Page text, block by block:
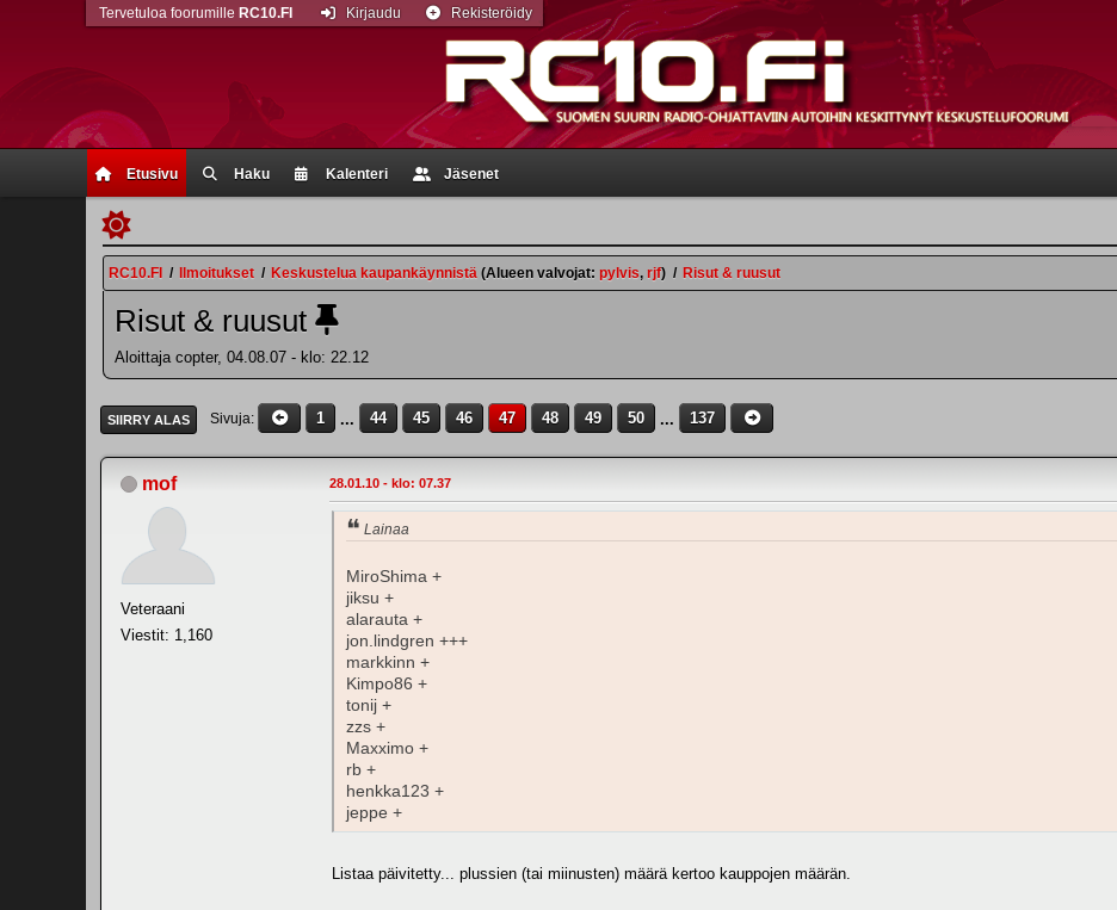
Etusivu Haku Kalenteri Jäsenet
Tervetuloa foorumille RC10.FI Kirjaudu Rekisteröidy
RC10.FI / Ilmoitukset / Keskustelua kaupankäynnistä (Alueen valvojat: pylvis, rjf) / Risut & ruusut
Risut & ruusut
Aloittaja copter, 04.08.07 - klo: 22.12
SIIRRY ALAS Sivuja 1 ... 44 45 46 47 48 49 50 ... 137
mof
Veteraani
Viestit: 1,160
28.01.10 - klo: 07.37
Lainaa
MiroShima +
jiksu +
alarauta +
jon.lindgren +++
markkinn +
Kimpo86 +
tonij +
zzs +
Maxximo +
rb +
henkka123 +
jeppe +
Listaa päivitetty... plussien (tai miinusten) määrä kertoo kauppojen määrän.